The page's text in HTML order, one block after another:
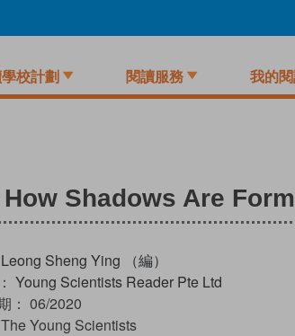
校計劃 閱讀服務 我的
Shadows Are
Leong Sheng Ying （編）
Young Scientists Reader Pte Ltd
： 06/2020
The Young Scientists